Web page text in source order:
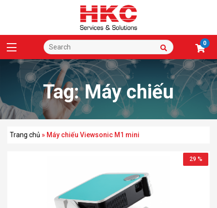
0
Tag:Máy chiếu
Viewsonic M1 mini
Trang chủ » Máy chiếu Viewsonic M1 mini
29 %